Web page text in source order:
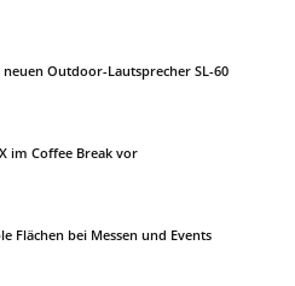
Outdoor-Lautsprecher SL-60
im Coffee Break vor
Flächen bei Messen und Events